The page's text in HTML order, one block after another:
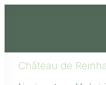
Château de